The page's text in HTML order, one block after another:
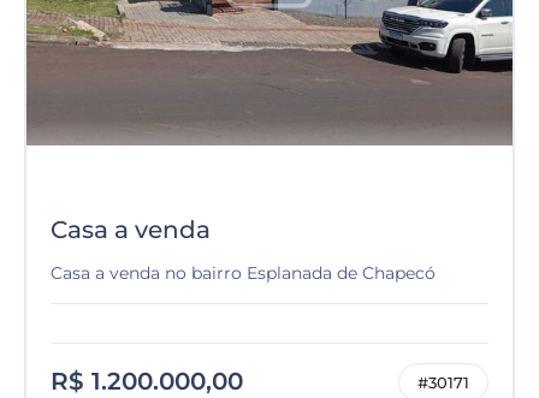
Casa a venda
Casa a venda no bairro Esplanada de Chapecó
R$ 1.200.000,00 #30171